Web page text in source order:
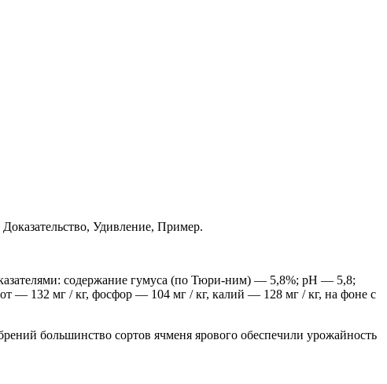
Удивление, Пример.
содержание гумуса (по Тюри-ним) — 5,8%; рН — 5,8;
— 132 мг / кг, фосфор — 104 мг / кг, калий — 128 мг / кг, на фоне с
большинство сортов ячменя ярового обеспечили урожайность